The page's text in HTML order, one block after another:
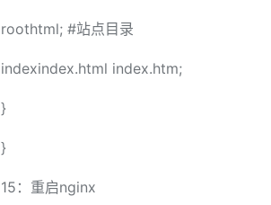
roothtml; #站点目录
indexindex.html index.htm;
}
}
15：重启nginx